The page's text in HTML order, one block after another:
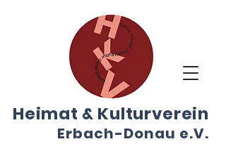
Heimat & Kulturverein
Erbach-Donau e.V.